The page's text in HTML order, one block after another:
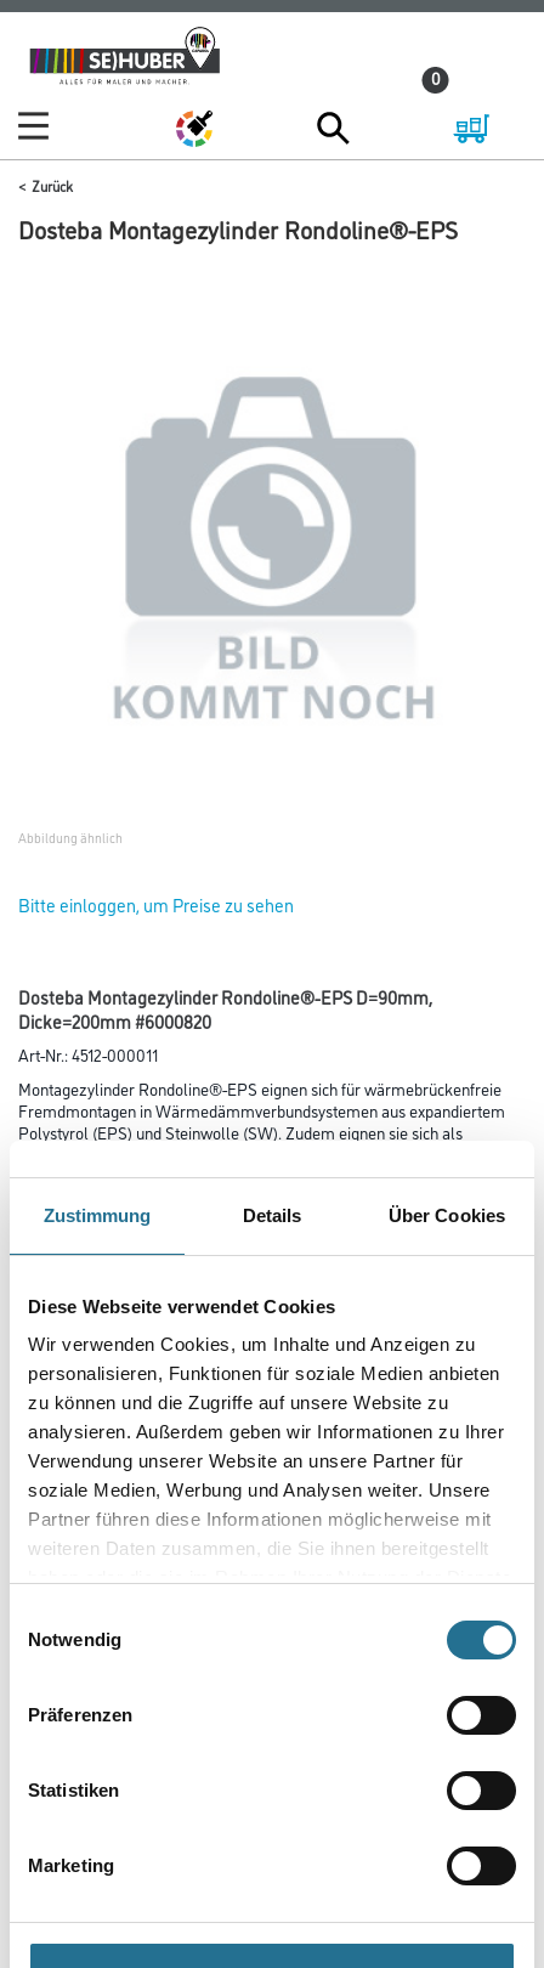
Zustimmung Details Über Cookies
Diese Webseite verwendet Cookies
Wir verwenden Cookies, um Inhalte und Anzeigen zu
personalisieren, Funktionen für soziale Medien anbieten
zu können und die Zugriffe auf unsere Website zu
analysieren. Außerdem geben wir Informationen zu Ihrer
Verwendung unserer Website an unsere Partner für
soziale Medien, Werbung und Analysen weiter. Unsere
Partner führen diese Informationen möglicherweise mit
weiteren Daten zusammen, die Sie ihnen bereitgestellt
Notwendig
Präferenzen
Statistiken
Marketing
Zum
Inhalt
Zum
Navigationsmenü
0
Zurück
Dosteba Montagezylinder Rondoline®-EPS
Abbildung ähnlich
Bitte einloggen, um Preise zu sehen
Dosteba Montagezylinder Rondoline®-EPS D=90mm,
Dicke=200mm #6000820
Art-Nr.:4512-000011
Montagezylinder Rondoline®-EPS eignen sich für wärmebrückenfreie
Fremdmontagen in Wärmedämmverbundsystemen aus expandiertem
Polystyrol (EPS) und Steinwolle (SW). Zudem eignen sie sich als
Rondoline®-EPS sind formgeschäumte Zylinder aus EPS mit hohem
erhältlich. Für die Verschraubung in die Montagezylinder Rondoline®-
zylindrischem Gewinde und grosser Steigung (Rahmenschrauben).
Höhe in millimeter
Durchmesser in millimeter
Umrechnungsfaktoren